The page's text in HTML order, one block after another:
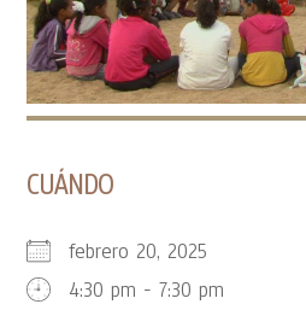
CUÁNDO
febrero 20, 2025
4:30 pm - 7:30 pm